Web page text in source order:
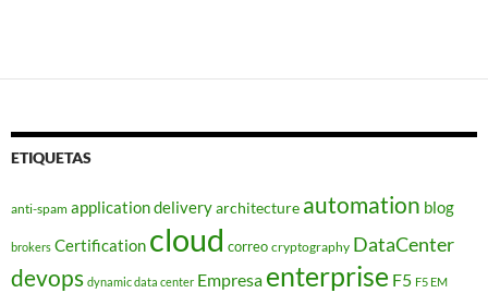
ETIQUETAS
anti-spam application deliveryarchitecture automation blog
brokers Certification cloud correo cryptography DataCenter
devops dynamic data center Empresa enterprise F5 F5 EM